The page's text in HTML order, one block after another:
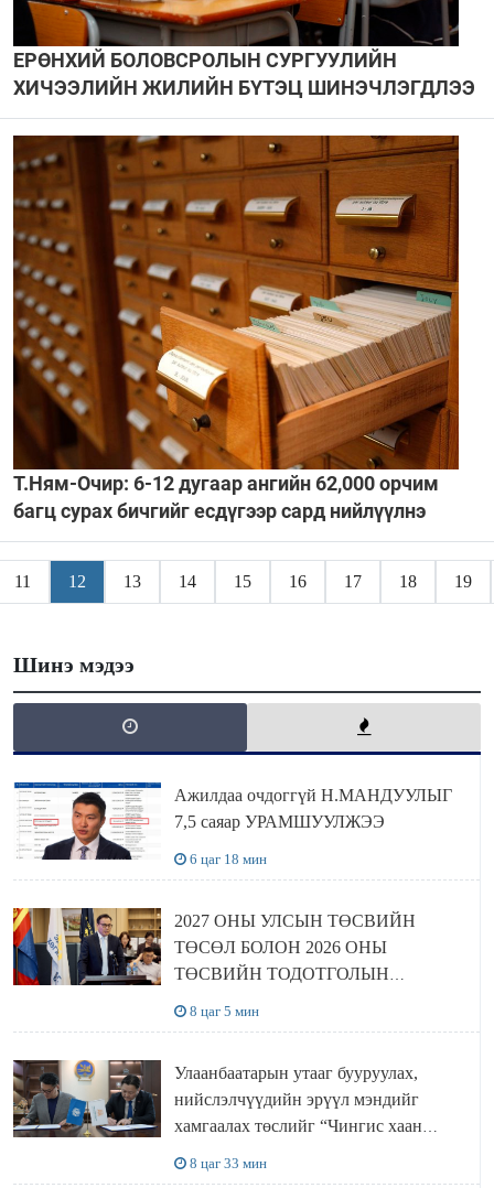
ЕРӨНХИЙ БОЛОВСРОЛЫН СУРГУУЛИЙН
ХИЧЭЭЛИЙН ЖИЛИЙН БҮТЭЦ ШИНЭЧЛЭГДЛЭЭ
Т.Ням-Очир: 6-12 дугаар ангийн 62,000 орчим
багц сурах бичгийг есдүгээр сард нийлүүлнэ
11 12 13 14 15 16 17 18 19
Шинэ мэдээ
Ажилдаа очдоггүй Н.МАНДУУЛЫГ
7,5 саяар УРАМШУУЛЖЭЭ
6 цаг 18 мин
2027 ОНЫ УЛСЫН ТӨСВИЙН
ТӨСӨЛ БОЛОН 2026 ОНЫ
ТӨСВИЙН ТОДОТГОЛЫН
8 цаг 5 мин
Улаанбаатарын утааг бууруулах,
нийслэлчүүдийн эрүүл мэндийг
хамгаалах төслийг “Чингис хаан
8 цаг 33 мин